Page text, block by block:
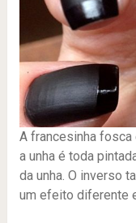
A francesinha fosca
a unha é toda
da unha. O inverso
um efeito diferente